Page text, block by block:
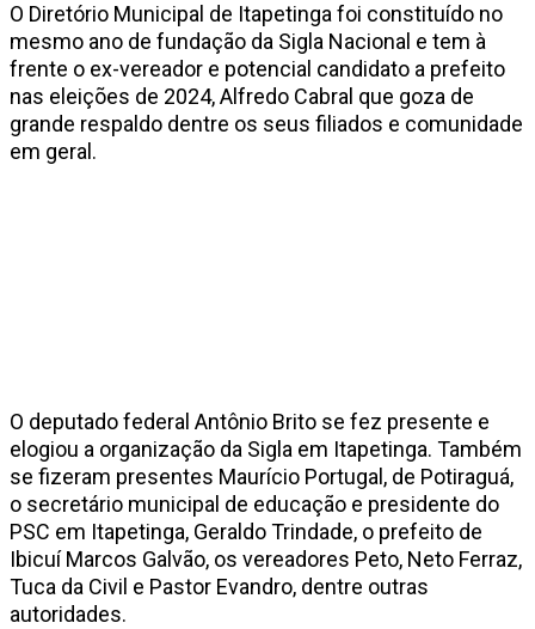
O Diretório Municipal de Itapetinga foi constituído no
mesmo ano de fundação da Sigla Nacional e tem à
frente o ex-vereador e potencial candidato a prefeito
nas eleições de 2024, Alfredo Cabral que goza de
grande respaldo dentre os seus filiados e comunidade
em geral.
O deputado federal Antônio Brito se fez presente e
elogiou a organização da Sigla em Itapetinga. Também
se fizeram presentes Maurício Portugal, de Potiraguá,
o secretário municipal de educação e presidente do
PSC em Itapetinga, Geraldo Trindade, o prefeito de
Ibicuí Marcos Galvão, os vereadores Peto, Neto Ferraz,
Tuca da Civil e Pastor Evandro, dentre outras
autoridades.